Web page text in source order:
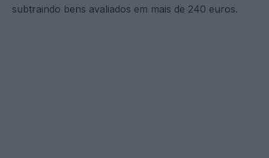
subtraindo bens avaliados em mais de 240 euros.